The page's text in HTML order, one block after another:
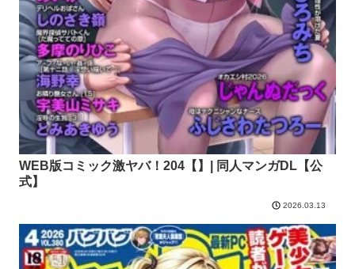
WEB版コミック激ヤバ！204【】| 同人マンガDL【公
式】
2026.03.13